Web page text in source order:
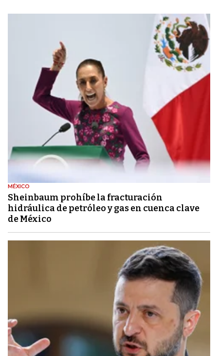
MÉXICO
Sheinbaum prohíbe la fracturación
hidráulica de petróleo y gas en cuenca clave
de México